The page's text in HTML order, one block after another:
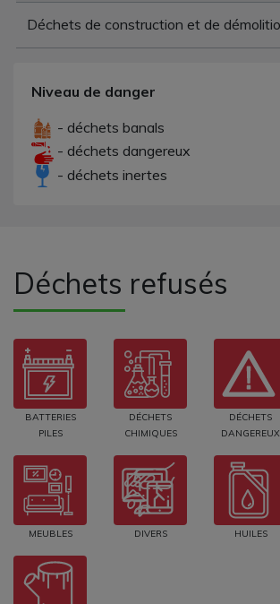
Déchets de construction et de
Niveau de danger
- déchets banals
- déchets dangereux
- déchets inertes
Déchets refusés
BATTERIES
PILES
DÉCHETS
CHIMIQUES
DÉCHETS
DANGEREUX
MEUBLES DIVERS HUILES